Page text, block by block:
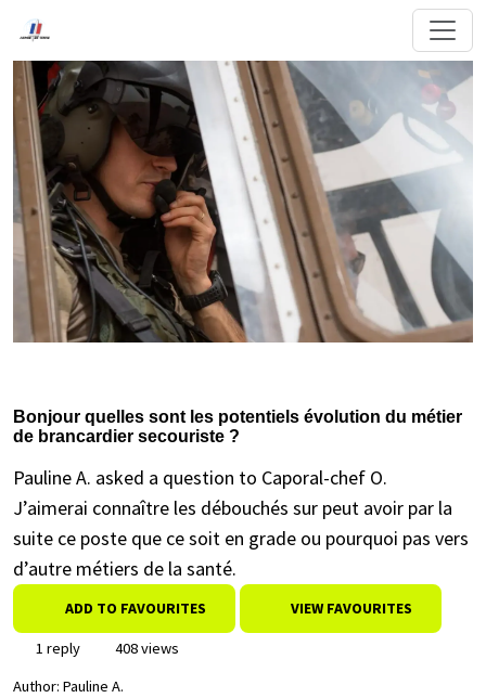
Bonjour quelles sont les potentiels évolution du métier
de brancardier secouriste ?
Pauline A. asked a question to Caporal-chef O.
J’aimerai connaître les débouchés sur peut avoir par la
suite ce poste que ce soit en grade ou pourquoi pas vers
d’autre métiers de la santé.
ADD TO FAVOURITES VIEW FAVOURITES
1 reply
408 views
Author: Pauline A.